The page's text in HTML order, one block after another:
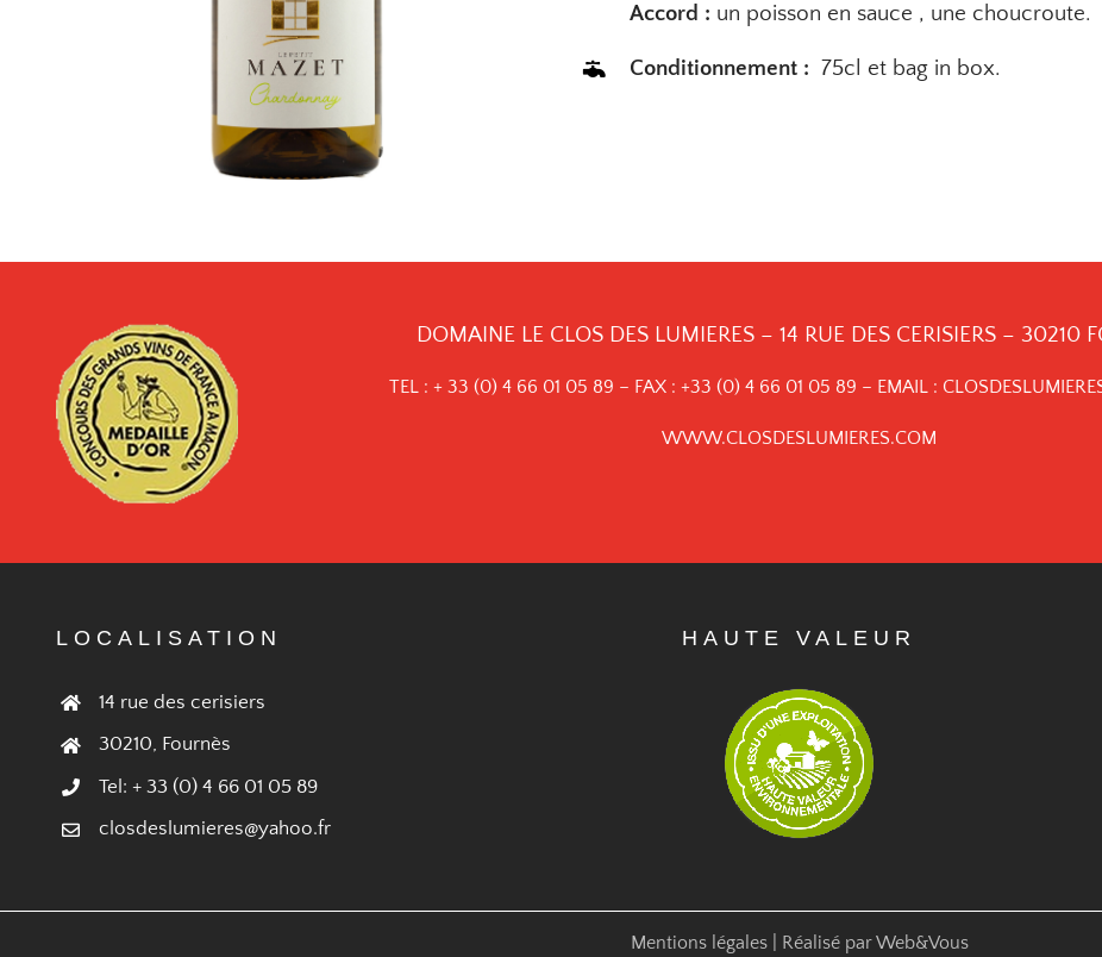
Accord : un poisson en sauce , une choucroute.
Conditionnement : 75cl et bag in box.
DOMAINE LE CLOS DES LUMIERES – 14 RUE DES CERISIERS – 30210
TEL : + 33 (0) 4 66 01 05 89 – FAX : +33 (0) 4 66 01 05 89 – EMAIL :
WWW.CLOSDESLUMIERES.COM
LOCALISATION
14 rue des cerisiers
30210, Fournès
Tel: + 33 (0) 4 66 01 05 89
closdeslumieres@yahoo.fr
HAUTE VALEUR
Mentions légales | Réalisé parWeb&Vous